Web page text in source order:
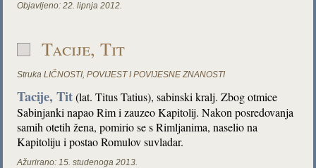
Objavljeno: 22. lipnja 2012.
Tacije, Tit
Struka LIČNOSTI,POVIJEST I POVIJESNE ZNANOSTI
Tacije, Tit(lat. Titus Tatius), sabinski kralj. Zbog otmice
Sabinjanki napao Rim i zauzeo Kapitolij. Nakon posredovanja
samih otetih žena, pomirio se s Rimljanima, naselio na
Kapitoliju i postao Romulov suvladar.
Ažurirano: 15. studenoga 2013.